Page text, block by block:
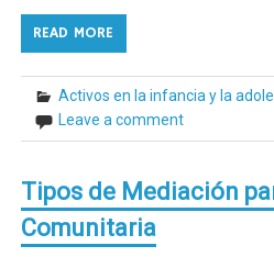
READ MORE
Activos en la infancia y la
Leave a comment
Tipos de Mediación
Comunitaria